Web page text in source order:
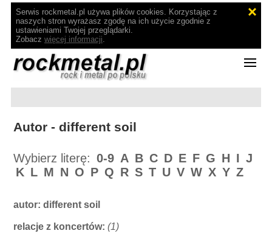
Serwis rockmetal.pl używa plików cookies. Korzystając z
naszych stron wyrażasz zgodę na ich użycie zgodnie z
ustawieniami Twojej przeglądarki.
Zobacz więcej informacji.
Autor - different soil
Wybierz literę: 0-9 A B C D E F G H I J
K L M N O P Q R S T U V W X Y Z
autor:different soil
relacje z koncertów: (1)